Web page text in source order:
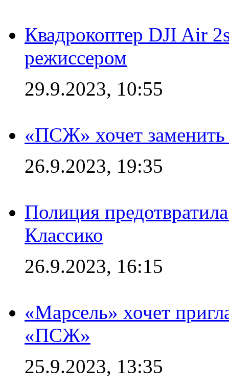
Квадрокоптер DJI Air
режиссером
29.9.2023, 10:55
«ПСЖ» хочет
26.9.2023, 19:35
Полиция
Классико
26.9.2023, 16:15
«Марсель» хочет
«ПСЖ»
25.9.2023, 13:35